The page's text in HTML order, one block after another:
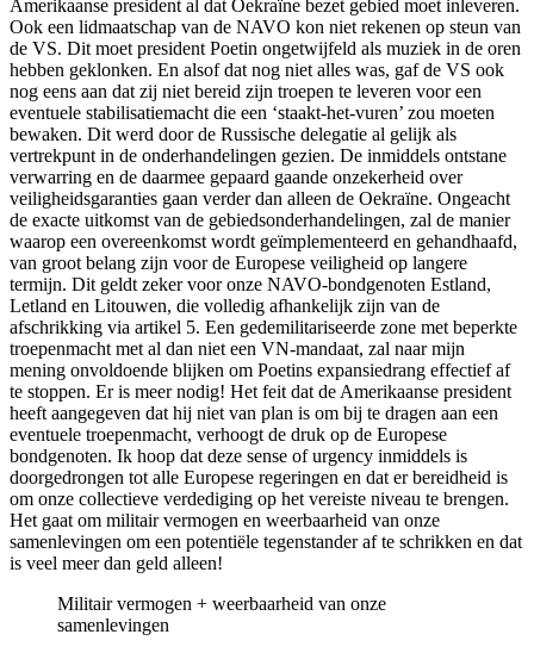
Amerikaanse president al dat Oekraïne bezet gebied moet inleveren.
Ook een lidmaatschap van de NAVO kon niet rekenen op steun van
de VS. Dit moet president Poetin ongetwijfeld als muziek in de oren
hebben geklonken. En alsof dat nog niet alles was, gaf de VS ook
nog eens aan dat zij niet bereid zijn troepen te leveren voor een
eventuele stabilisatiemacht die een ‘staakt-het-vuren’ zou moeten
bewaken. Dit werd door de Russische delegatie al gelijk als
vertrekpunt in de onderhandelingen gezien. De inmiddels ontstane
verwarring en de daarmee gepaard gaande onzekerheid over
veiligheidsgaranties gaan verder dan alleen de Oekraïne. Ongeacht
de exacte uitkomst van de gebiedsonderhandelingen, zal de manier
waarop een overeenkomst wordt geïmplementeerd en gehandhaafd,
van groot belang zijn voor de Europese veiligheid op langere
termijn. Dit geldt zeker voor onze NAVO-bondgenoten Estland,
Letland en Litouwen, die volledig afhankelijk zijn van de
afschrikking via artikel 5. Een gedemilitariseerde zone met beperkte
troepenmacht met al dan niet een VN-mandaat, zal naar mijn
mening onvoldoende blijken om Poetins expansiedrang effectief af
te stoppen. Er is meer nodig! Het feit dat de Amerikaanse president
heeft aangegeven dat hij niet van plan is om bij te dragen aan een
eventuele troepenmacht, verhoogt de druk op de Europese
bondgenoten. Ik hoop dat deze sense of urgency inmiddels is
doorgedrongen tot alle Europese regeringen en dat er bereidheid is
om onze collectieve verdediging op het vereiste niveau te brengen.
Het gaat om militair vermogen en weerbaarheid van onze
samenlevingen om een potentiële tegenstander af te schrikken en dat
is veel meer dan geld alleen!
Militair vermogen + weerbaarheid van onze
samenlevingen